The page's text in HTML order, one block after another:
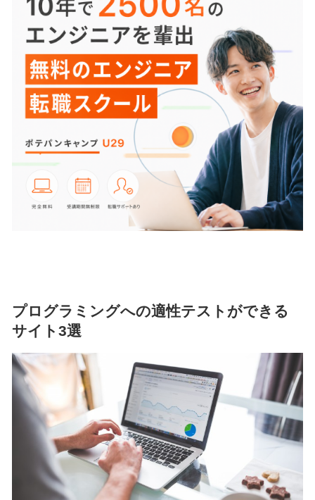
プログラミングへの適性テストができる
サイト3選